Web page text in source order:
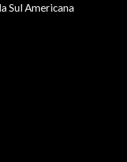
Sul Americana